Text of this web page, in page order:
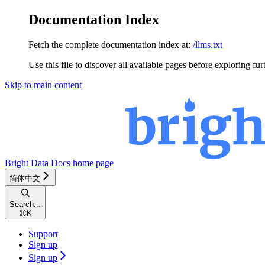
Documentation Index
Fetch the complete documentation index at: /llms.txt
Use this file to discover all available pages before exploring
Skip to main content
Bright Data Docs home page
简体中文
Search...
⌘ K
Support
Sign up
Sign up